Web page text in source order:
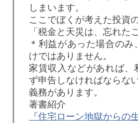
しまいます。
ここでぼくが考えた投資
「税金と天災は、忘れ
＊利益があった場合の
けではありません。
家賃収入などがあれば
ず申告しなければならな
義務があります。
著書紹介
『住宅ローン地獄からの